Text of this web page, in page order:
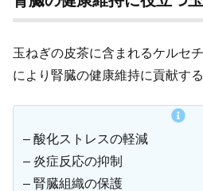
玉ねぎの皮茶に含まれるケルセ
により腎臓の健康維持に貢献す
– 酸化ストレスの軽減
– 炎症反応の抑制
– 腎臓組織の保護